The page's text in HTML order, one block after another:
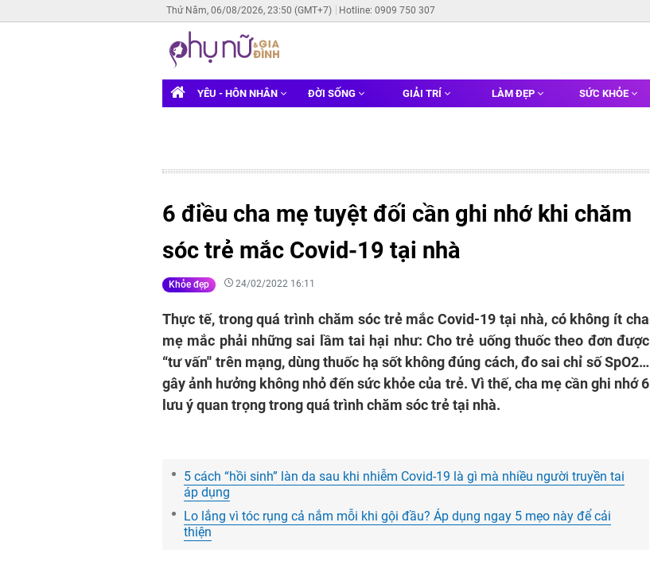
Thứ Năm, 06/08/2026, 23:50 (GMT+7) Hotline: 0909 750 307
YÊU - HÔN NHÂN ĐỜI SỐNG GIẢI TRÍ LÀM ĐẸP SỨC KHỎE
6 điều cha mẹ tuyệt đối cần ghi nhớ khi chăm
sóc trẻ mắc Covid-19 tại nhà
Khỏe đẹp 24/02/2022 16:11
Thực tế, trong quá trình chăm sóc trẻ mắc Covid-19 tại nhà, có không ít cha
mẹ mắc phải những sai lầm tai hại như: Cho trẻ uống thuốc theo đơn được
“tư vấn'' trên mạng, dùng thuốc hạ sốt không đúng cách, đo sai chỉ số SpO2…
gây ảnh hưởng không nhỏ đến sức khỏe của trẻ. Vì thế, cha mẹ cần ghi nhớ 6
lưu ý quan trọng trong quá trình chăm sóc trẻ tại nhà.
5 cách “hồi sinh” làn da sau khi nhiễm Covid-19 là gì mà nhiều người truyền tai
áp dụng
Lo lắng vì tóc rụng cả nắm mỗi khi gội đầu? Áp dụng ngay 5 mẹo này để cải
thiện